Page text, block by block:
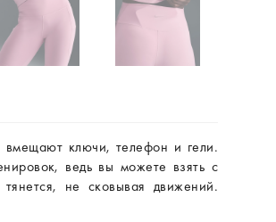
вмещают ключи, телефон и гели.
ведь вы можете взять с
не сковывая движений.